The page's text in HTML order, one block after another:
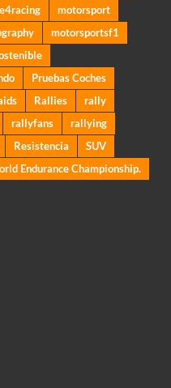
motorsport
motorsportsf1
Pruebas Coches
Rallies
rally
rallyfans
rallying
Resistencia
SUV
Endurance Championship.